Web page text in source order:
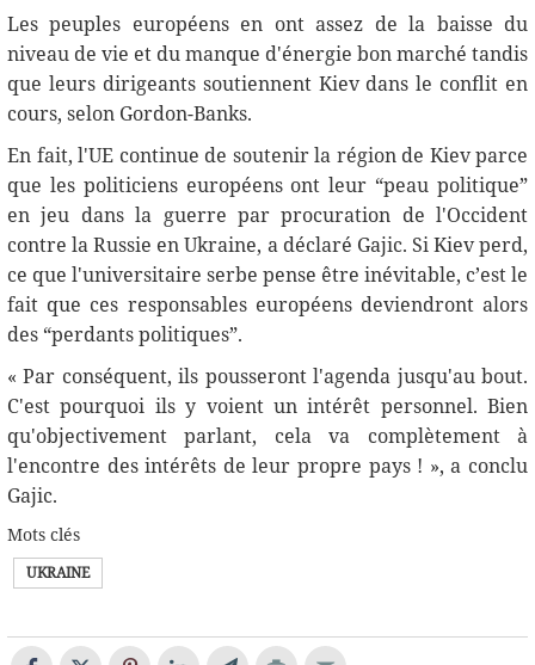
Les peuples européens en ont assez de la baisse du
niveau de vie et du manque d'énergie bon marché tandis
que leurs dirigeants soutiennent Kiev dans le conflit en
cours, selon Gordon-Banks.
En fait, l'UE continue de soutenir la région de Kiev parce
que les politiciens européens ont leur “peau politique”
en jeu dans la guerre par procuration de l'Occident
contre la Russie en Ukraine, a déclaré Gajiс. Si Kiev perd,
ce que l'universitaire serbe pense être inévitable, c’est le
fait que ces responsables européens deviendront alors
des “perdants politiques”.
« Par conséquent, ils pousseront l'agenda jusqu'au bout.
C'est pourquoi ils y voient un intérêt personnel. Bien
qu'objectivement parlant, cela va complètement à
l'encontre des intérêts de leur propre pays ! », a conclu
Gajiс.
Mots clés
UKRAINE